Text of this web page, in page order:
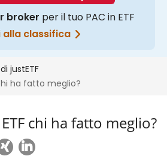
chi ha fatto meglio?